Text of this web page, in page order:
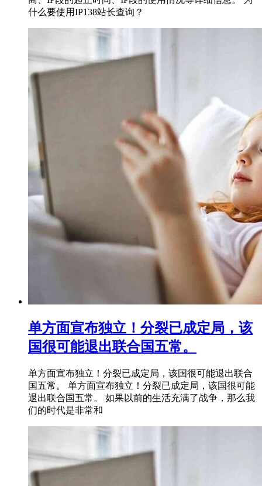
什么要使用IP138站长查询？
单方面宣布独立！分裂已成定局，该
国很可能退出联合国五常。
单方面宣布独立！分裂已成定局，该国很可能退出联合
国五常。 单方面宣布独立！分裂已成定局，该国很可能
退出联合国五常。 如果以前的生活充满了战争，那么我
们的时代是非常和